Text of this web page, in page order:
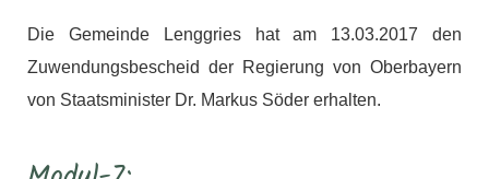
Die Gemeinde Lenggries hat am 13.03.2017 den
Zuwendungsbescheid der Regierung von Oberbayern
von Staatsminister Dr. Markus Söder erhalten.